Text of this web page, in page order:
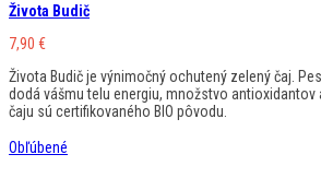
Života Budič
7,90 €
Života Budič je výnimočný ochutený zelený čaj.
dodá vášmu telu energiu, množstvo antioxidantov
čaju sú certifikovaného BIO pôvodu.
Obľúbené